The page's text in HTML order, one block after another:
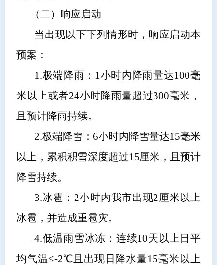
（二）响应启动
当出现以下下列情形时，响应启动本
预案：
1.极端降雨： 1小时内降雨量达100毫
米以上或者24小时降雨量超过300毫米，
且预计降雨持续。
2.极端降雪： 6小时内降雪量达15毫米
以上，累积积雪深度超过15厘米，且预计
降雪持续。
3.冰雹： 2小时内我市出现2厘米以上
冰雹，并造成重雹灾。
4.低温雨雪冰冻：连续10天以上日平
均气温≤-2℃且出现日降水量15毫米以上